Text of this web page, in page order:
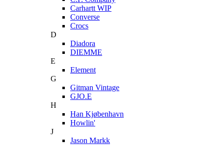
Carhartt WIP
Converse
Crocs
D
Diadora
DIEMME
E
Element
G
Gitman Vintage
GJO.E
H
Han Kjøbenhavn
Howlin'
J
Jason Markk